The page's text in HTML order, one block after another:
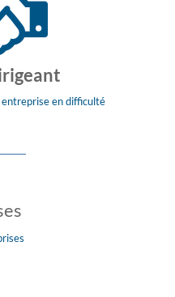
en difficulté